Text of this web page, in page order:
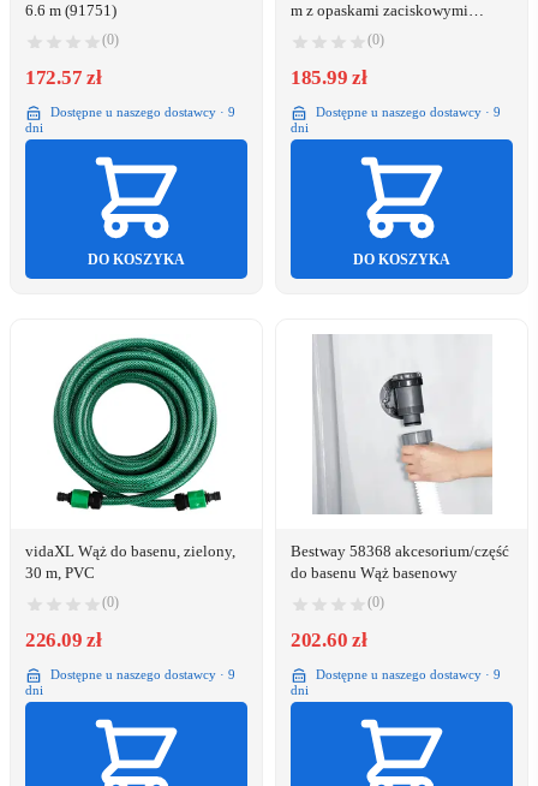
6.6 m (91751)
(0)
172.57 zł
Dostępne u naszego dostawcy · 9
dni
DO KOSZYKA
m z opaskami zaciskowymi
(0)
185.99 zł
Dostępne u naszego dostawcy · 9
dni
DO KOSZYKA
vidaXL Wąż do basenu, zielony,
30 m, PVC
(0)
226.09 zł
Dostępne u naszego dostawcy · 9
dni
Bestway 58368 akcesorium/część
do basenu Wąż basenowy
(0)
202.60 zł
Dostępne u naszego dostawcy · 9
dni